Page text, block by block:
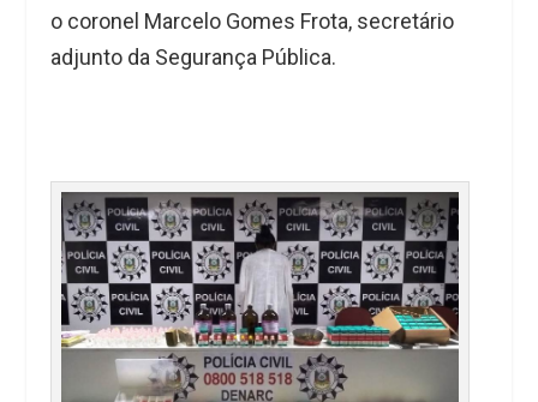
o coronel Marcelo Gomes Frota, secretário
adjunto da Segurança Pública.